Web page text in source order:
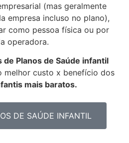
(mas geralmente
empresa incluso no plano),
como pessoa física ou por
operadora.
Planos de Saúde infantil
melhor custo x benefício dos
mais baratos.
DE SAÚDE INFANTIL